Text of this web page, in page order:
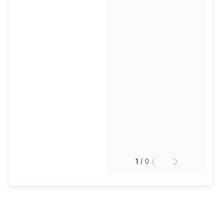
1 /0